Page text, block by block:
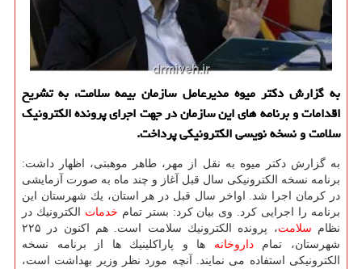
به گزارش دكتر میوه مدیرعامل سازمان بیمه سلامت، به تشریح
اقدامات و برنامه های این سازمان در جهت اجرای پرونده الكترونیك
سلامت و نسخه نویسی الكترونیكی پرداخت.
به گزارش دكتر میوه به نقل از مهر، طاهر موهبتی، اظهار داشت:
برنامه نسخه الكترونیكی سال قبل آغاز و چند ماه به صورت آزمایشی
در كرمان اجرا شد. اواخر سال قبل در هر استان، یك شهرستان این
برنامه را اجرایی كرد. وی بیان كرد: بستر تمام خدمات الكترونیك در
نظام سلامت
، پرونده الكترونیك سلامت است. هم اكنون در ۲۲۵
شهرستان، تمامداروخانه ها و پاراكلینیك ها از برنامه نسخه
الكترونیكی استفاده می نمایند. آنچه مورد نظر وزیر بهداشت است،